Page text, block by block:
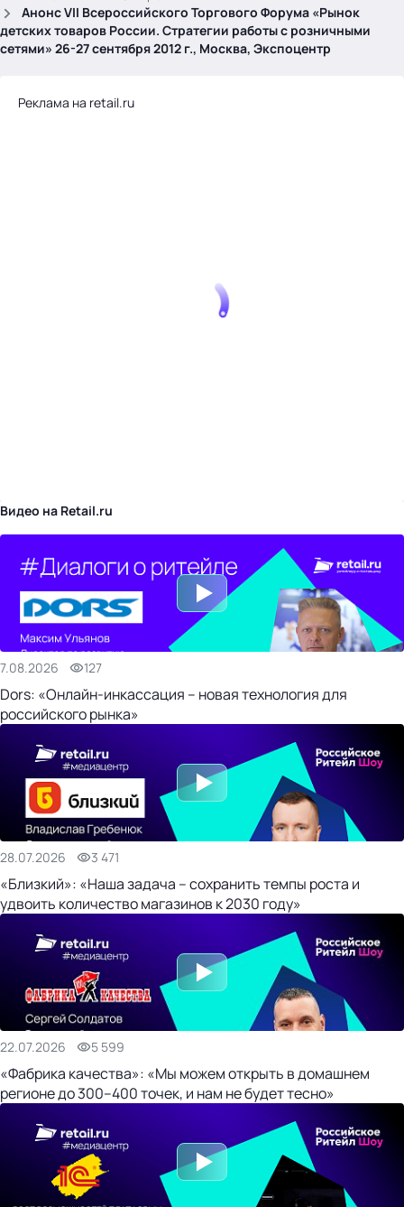
Анонс VII Всероссийского Торгового Форума «Рынок
детских товаров России. Стратегии работы с розничными
сетями» 26-27 сентября 2012 г., Москва, Экспоцентр
Реклама на retail.ru
Видео на Retail.ru
7.08.2026 127
Dors: «Онлайн-инкассация – новая технология для
российского рынка»
28.07.2026 3 471
«Близкий»: «Наша задача – сохранить темпы роста и
удвоить количество магазинов к 2030 году»
22.07.2026 5 599
«Фабрика качества»: «Мы можем открыть в домашнем
регионе до 300–400 точек, и нам не будет тесно»